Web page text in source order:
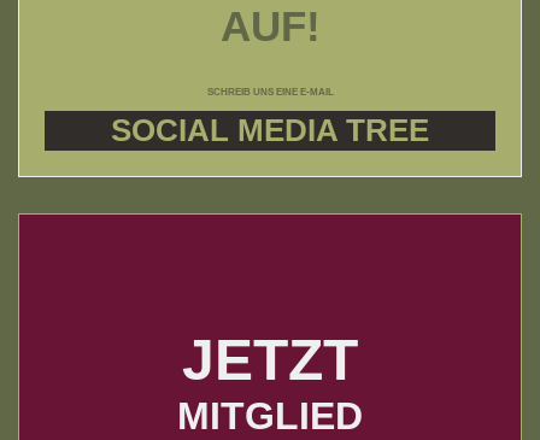
AUF!
SCHREIB UNS EINE E-MAIL
SOCIAL MEDIA TREE
JETZT
MITGLIED